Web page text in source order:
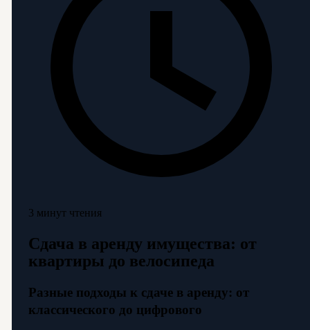
3 минут чтения
Сдача в аренду имущества: от
квартиры до велосипеда
Разные подходы к сдаче в аренду: от
классического до цифрового